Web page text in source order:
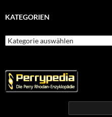
KATEGORIEN
Kategorien